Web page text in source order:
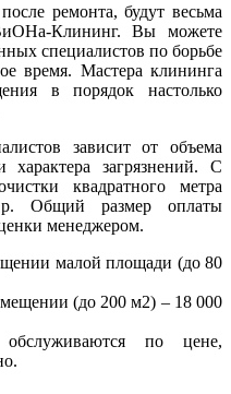
ремонта, будут весьма
Клининг. Вы можете
специалистов по борьбе
время. Мастера клининга
в порядок настолько
зависит от объема
загрязнений. С
квадратного метра
Общий размер оплаты
менеджером.
малой площади (до 80
(до 200 м2) – 18 000
по цене,